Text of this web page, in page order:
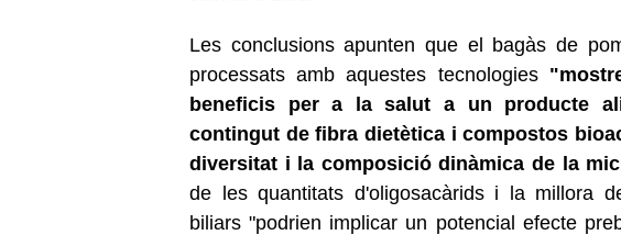
Les conclusions apunten que el bagàs de
processats amb aquestes tecnologies
beneficis per a la salut a un producte
contingut de fibra dietètica i compostos
diversitat i la composició dinàmica de la
de les quantitats d'oligosacàrids i la millora
biliars "podrien implicar un potencial efecte